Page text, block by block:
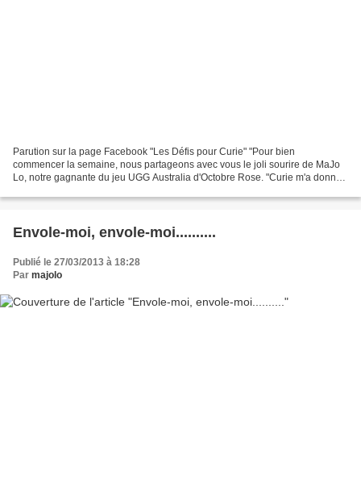
Parution sur la page Facebook "Les Défis pour Curie" "Pour bien
commencer la semaine, nous partageons avec vous le joli sourire de MaJo
Lo, notre gagnante du jeu UGG Australia d'Octobre Rose. "Curie m'a donné
Envole-moi, envole-moi..........
Publié le 27/03/2013 à 18:28
Par majolo